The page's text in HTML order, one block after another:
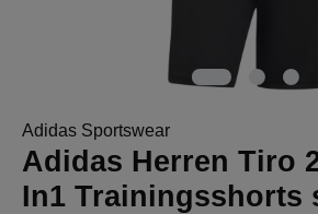
Adidas Sportswear
Adidas Herren Tiro
In1 Trainingsshorts